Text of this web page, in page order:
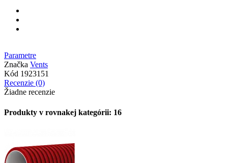
Parametre
Značka Vents
Kód 1923151
Recenzie (0)
Žiadne recenzie
Produkty v rovnakej kategórii: 16